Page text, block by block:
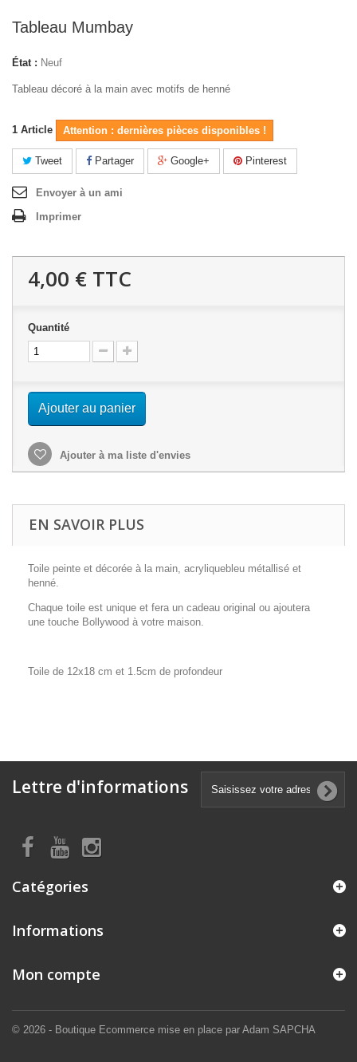
Tableau Mumbay
État : Neuf
Tableau décoré à la main avec motifs de henné
1 Article Attention : dernières pièces disponibles !
Tweet Partager Google+ Pinterest
Envoyer à un ami
Imprimer
4,00 € TTC
Quantité
Ajouter au panier
Ajouter à ma liste d'envies
EN SAVOIR PLUS
Toile peinte et décorée à la main, acryliquebleu métallisé et
henné.
Chaque toile est unique et fera un cadeau original ou ajoutera
une touche Bollywood à votre maison.
Toile de 12x18 cm et 1.5cm de profondeur
Lettre d'informations
Catégories
Informations
© 2026 - Boutique Ecommerce mise en place par Adam SAPCHA
Mon compte